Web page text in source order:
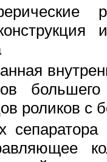
роликов с
сепаратора